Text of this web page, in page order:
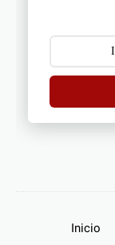
Inicio